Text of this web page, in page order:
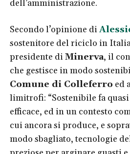
dell’amministrazione.
Secondo l’opinione di
sostenitore del riciclo in
presidente diMinerva, il
che gestisce in modo
Comune di Colleferro ed
limitrofi: “Sostenibile fa
efficace, ed in un contesto
cui ancora si produce, e
modo sbagliato, tecnologie